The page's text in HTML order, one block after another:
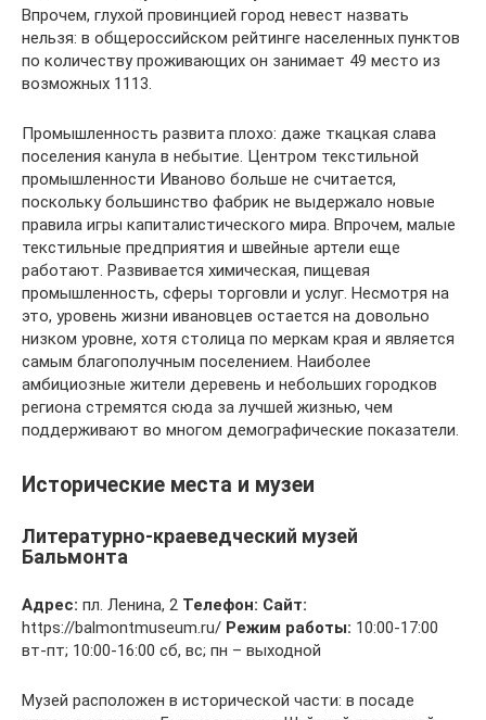
Впрочем, глухой провинцией город невест назвать
нельзя: в общероссийском рейтинге населенных пунктов
по количеству проживающих он занимает 49 место из
возможных 1113.
Промышленность развита плохо: даже ткацкая слава
поселения канула в небытие. Центром текстильной
промышленности Иваново больше не считается,
поскольку большинство фабрик не выдержало новые
правила игры капиталистического мира. Впрочем, малые
текстильные предприятия и швейные артели еще
работают. Развивается химическая, пищевая
промышленность, сферы торговли и услуг. Несмотря на
это, уровень жизни ивановцев остается на довольно
низком уровне, хотя столица по меркам края и является
самым благополучным поселением. Наиболее
амбициозные жители деревень и небольших городков
региона стремятся сюда за лучшей жизнью, чем
поддерживают во многом демографические показатели.
Исторические места и музеи
Литературно-краеведческий музей
Бальмонта
Адрес: пл. Ленина, 2 Телефон: Сайт:
https://balmontmuseum.ru/ Режим работы: 10:00-17:00
вт-пт; 10:00-16:00 сб, вс; пн – выходной
Музей расположен в исторической части: в посаде